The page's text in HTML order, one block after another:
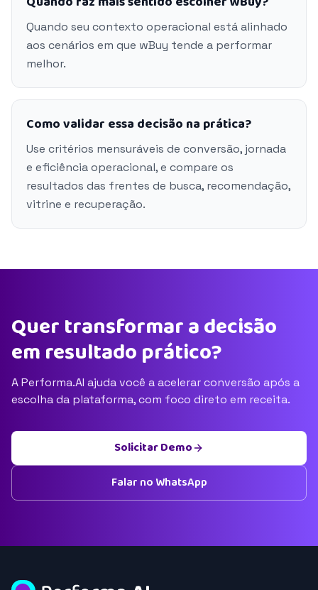
Quando seu contexto operacional está alinhado
aos cenários em que wBuy tende a performar
melhor.
Como validar essa decisão na prática?
Use critérios mensuráveis de conversão, jornada
e eficiência operacional, e compare os
resultados das frentes de busca, recomendação,
vitrine e recuperação.
Quer transformar a decisão
em resultado prático?
A Performa.AI ajuda você a acelerar conversão após a
escolha da plataforma, com foco direto em receita.
Solicitar Demo
Falar no WhatsApp